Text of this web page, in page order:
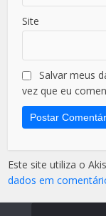
Site
Salvar meus
vez que eu
Este site utiliza o
dados em